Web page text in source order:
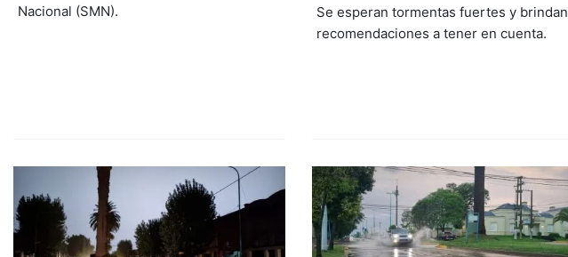
Nacional (SMN).
Se esperan tormentas fuertes y brindan
recomendaciones a tener en cuenta.